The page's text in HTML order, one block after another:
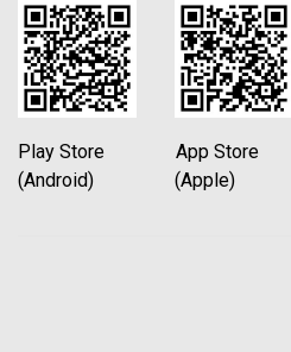
Play Store App Store
(Android) (Apple)